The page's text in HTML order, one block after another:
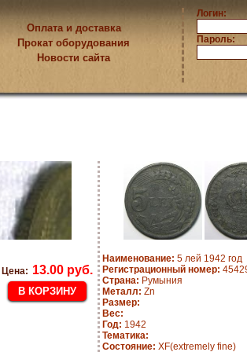
Оплата и доставка
Прокат оборудования
Новости сайта
Логин:
Пароль:
Цена: 13.00 руб.
Наименование: 5 лей 1942 год
Регистрационный номер:
Страна: Румыния
Металл: Zn
Размер:
Вес:
Год: 1942
Тематика:
Состояние: XF(extremely fine)